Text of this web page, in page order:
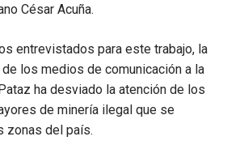
César Acuña.
entrevistados para este trabajo, la
los medios de comunicación a la
ha desviado la atención de los
de minería ilegal que se
zonas del país.